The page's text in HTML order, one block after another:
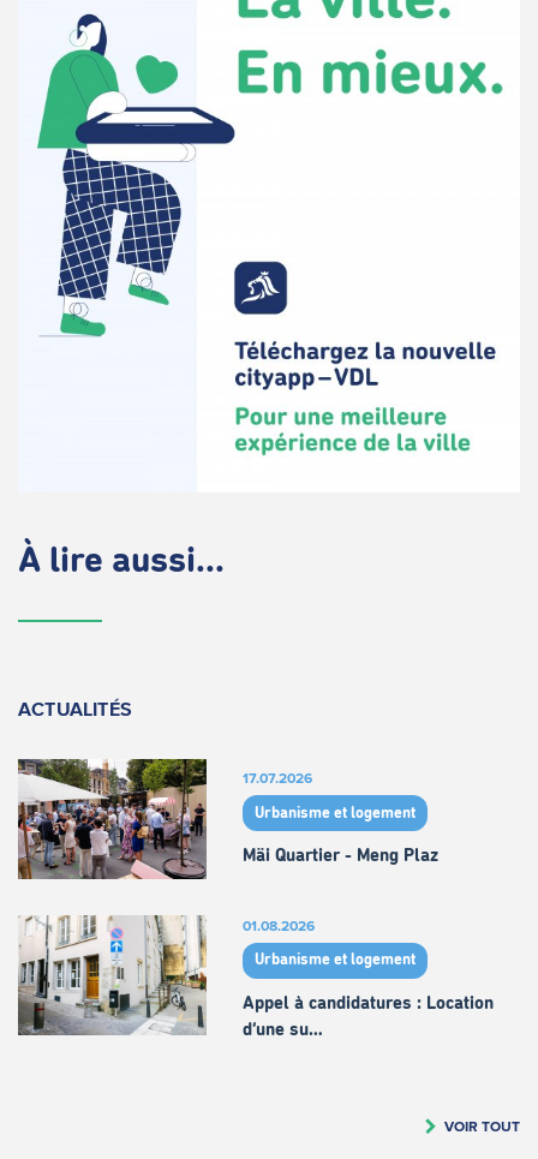
À lire aussi...
ACTUALITÉS
17.07.2026
Urbanisme et logement
Mäi Quartier - Meng Plaz
01.08.2026
Urbanisme et logement
Appel à candidatures : Location
d’une su…
VOIR TOUT